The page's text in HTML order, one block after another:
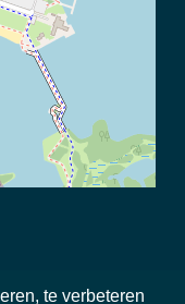
te verbeteren